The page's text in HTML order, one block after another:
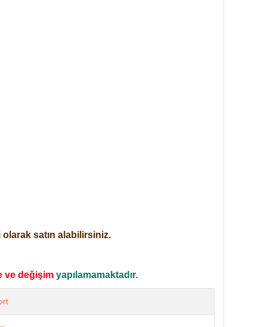
satın alabilirsiniz.
ve değişim yapılamamaktadır.